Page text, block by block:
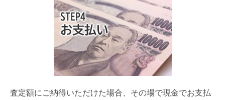
査定額にご納得いただけた場合、その場で現金でお支払